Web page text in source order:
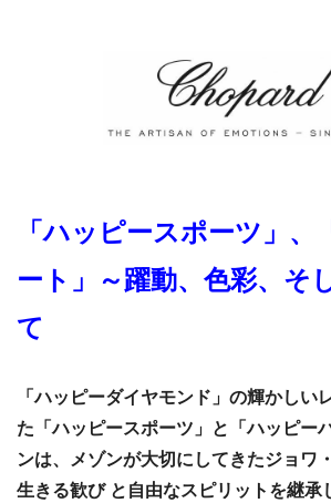
「ハッピースポーツ」、
ート」～躍動、色彩、そ
て
「ハッピーダイヤモンド」の輝かしい
た「ハッピースポーツ」と「ハッピー
ンは、メゾンが大切にしてきたジョワ
生きる歓び と自由なスピリットを継承